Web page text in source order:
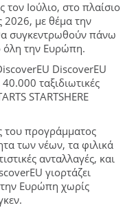
Ιούλιο, στο πλαίσιο
2026, με θέμα την
συγκεντρωθούν πάνω
όλη την Ευρώπη.
του προγράμματος
των νέων, τα φιλικά
ανταλλαγές, και
γιορτάζει
την Ευρώπη χωρίς